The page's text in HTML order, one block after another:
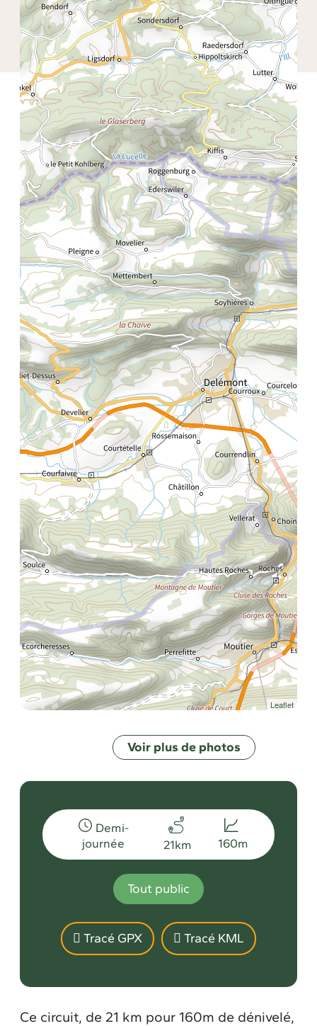
Leaflet
Voir plus de photos
Demi-
journée
21km 160m
Tout public
Tracé GPX Tracé KML
Ce circuit, de 21 km pour 160m de dénivelé,